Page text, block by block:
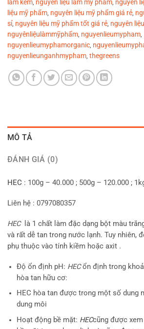
làm kem nguyên liệu làm mỹ phẩm nguyên
liệu mỹ phẩm nguyên liệu mỹ phẩm giá rẻ
sỉ nguyên liệu mỹ phẩm tốt giá rẻ nguyên
nguyênliệulàmmỹphẩm nguyenlieumypham
nguyenlieumyphamorganic
nguyenlieunganhmypham thegreens
MÔ TẢ
ĐÁNH GIÁ (0)
HEC : 100g – 40.000 ; 500g – 120.000 ;
Liên hệ : 0797080357
HEC là 1 chất làm đặc dạng bột màu
và rất dễ tan trong nước lạnh. Tuy nhiên,
phụ thuộc vào tính kiềm hoặc axit .
Độ ổn định pH: HECổn định trong
hòa tan hữu cơ:
HEC hòa tan được trong một số dung
dung môi
Hoạt động bề mặt: HECcũng được